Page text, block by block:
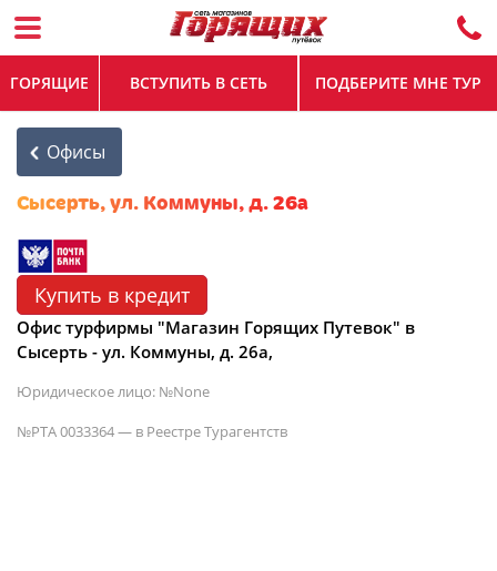
ГОРЯЩИЕ ВСТУПИТЬ В СЕТЬ ПОДБЕРИТЕ МНЕ ТУР
Офисы
Сысерть, ул. Коммуны, д. 26а
Купить в кредит
Офис турфирмы "Магазин Горящих Путевок" в
Сысерть - ул. Коммуны, д. 26а,
Юридическое лицо: №None
№РТА 0033364 — в Реестре Турагентств